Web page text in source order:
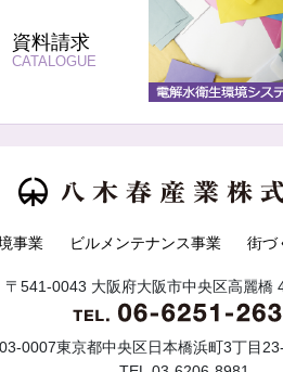
資料請求
CATALOGUE
事業 ビルメンテナンス事業 街づ
〒541-0043 大阪府大阪市中央区高麗橋
0007東京都中央区日本橋浜町3丁目